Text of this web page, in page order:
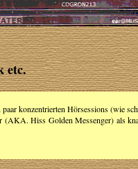
etc.
konzentrierten Hörsessions (wie
Hiss Golden Messenger) als